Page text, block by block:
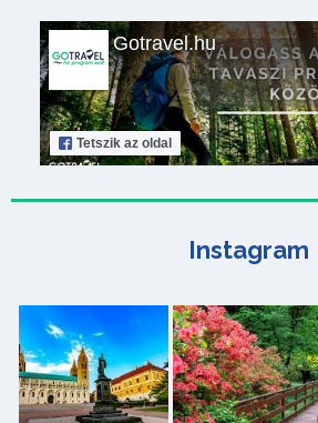
Gotravel.hu
Tetszik az oldal
Instagram